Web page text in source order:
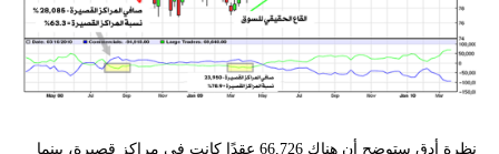
نظرة أدق ستوضح أن هناك 66,726 عقدًا كانت في مراكز قصيرة، بينما